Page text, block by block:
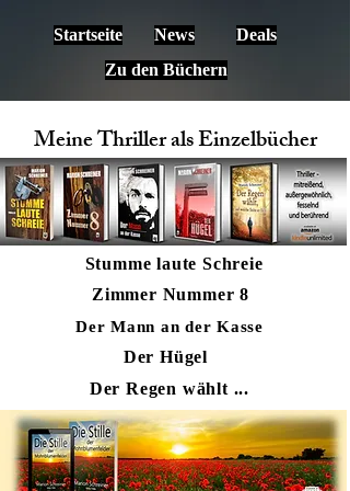
Startseite News
Deals
Zu den Büchern
Meine Thriller als Einzelbücher
Stumme laute Schreie
Zimmer Nummer 8
Der Mann an der Kasse
Der Hügel
Der Regen wählt ...